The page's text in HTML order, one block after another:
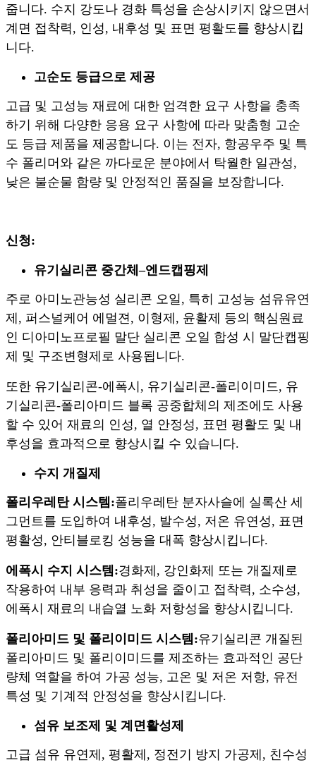
줍니다. 수지 강도나 경화 특성을 손상시키지 않으면서
계면 접착력, 인성, 내후성 및 표면 평활도를 향상시킵
니다.
고순도 등급으로 제공
고급 및 고성능 재료에 대한 엄격한 요구 사항을 충족
하기 위해 다양한 응용 요구 사항에 따라 맞춤형 고순
도 등급 제품을 제공합니다. 이는 전자, 항공우주 및 특
수 폴리머와 같은 까다로운 분야에서 탁월한 일관성,
낮은 불순물 함량 및 안정적인 품질을 보장합니다.
신청:
유기실리콘 중간체–엔드캡핑제
주로 아미노관능성 실리콘 오일, 특히 고성능 섬유유연
제, 퍼스널케어 에멀젼, 이형제, 윤활제 등의 핵심원료
인 디아미노프로필 말단 실리콘 오일 합성 시 말단캡핑
제 및 구조변형제로 사용됩니다.
또한 유기실리콘-에폭시, 유기실리콘-폴리이미드, 유
기실리콘-폴리아미드 블록 공중합체의 제조에도 사용
할 수 있어 재료의 인성, 열 안정성, 표면 평활도 및 내
후성을 효과적으로 향상시킬 수 있습니다.
수지 개질제
폴리우레탄 시스템:폴리우레탄 분자사슬에 실록산 세
그먼트를 도입하여 내후성, 발수성, 저온 유연성, 표면
평활성, 안티블로킹 성능을 대폭 향상시킵니다.
에폭시 수지 시스템:경화제, 강인화제 또는 개질제로
작용하여 내부 응력과 취성을 줄이고 접착력, 소수성,
에폭시 재료의 내습열 노화 저항성을 향상시킵니다.
폴리아미드 및 폴리이미드 시스템:유기실리콘 개질된
폴리아미드 및 폴리이미드를 제조하는 효과적인 공단
량체 역할을 하여 가공 성능, 고온 및 저온 저항, 유전
특성 및 기계적 안정성을 향상시킵니다.
섬유 보조제 및 계면활성제
고급 섬유 유연제, 평활제, 정전기 방지 가공제, 친수성